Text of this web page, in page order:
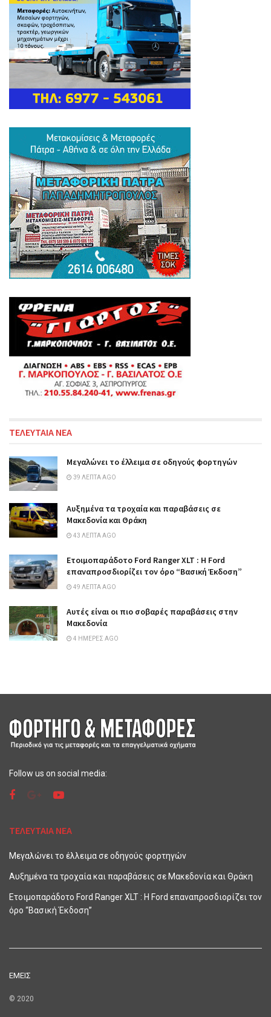
ΤΕΛΕΥΤΑΙΑ ΝΕΑ
Μεγαλώνει το έλλειμα σε οδηγούς φορτηγών
39 ΛΕΠΤΆ AGO
Αυξημένα τα τροχαία και παραβάσεις σε
Μακεδονία και Θράκη
43 ΛΕΠΤΆ AGO
Ετοιμοπαράδοτο Ford Ranger XLT : Η Ford
επαναπροσδιορίζει τον όρο “Βασική Έκδοση”
49 ΛΕΠΤΆ AGO
Αυτές είναι οι πιο σοβαρές παραβάσεις στην
Μακεδονία
4 ΗΜΈΡΕΣ AGO
Follow us on social media:
ΤΕΛΕΥΤΑΙΑ ΝΕΑ
Μεγαλώνει το έλλειμα σε οδηγούς φορτηγών
Αυξημένα τα τροχαία και παραβάσεις σε Μακεδονία και Θράκη
Ετοιμοπαράδοτο Ford Ranger XLT : Η Ford επαναπροσδιορίζει τον
όρο “Βασική Έκδοση”
ΕΜΕΙΣ
© 2020